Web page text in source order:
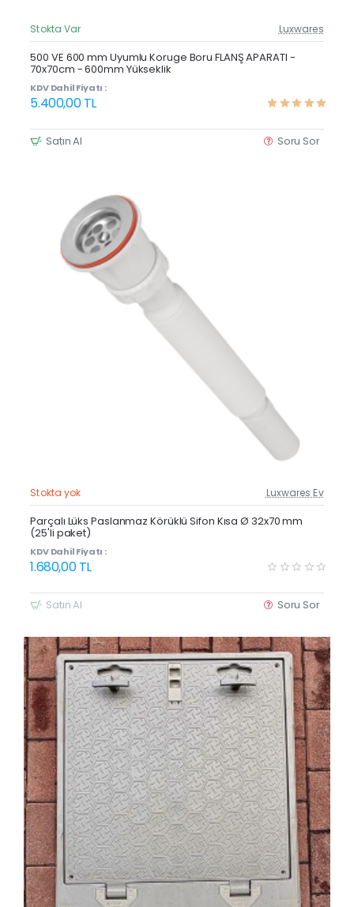
Güncel Fiyat
Stokta Var Luxwares
500 VE 600 mm Uyumlu Koruge Boru FLANŞ APARATI -
70x70cm - 600mm Yükseklik
KDV Dahil Fiyatı :
5.400,00 TL
Satın Al Soru Sor
Güncel Fiyat
Yeni Ürün
Stokta yok Luxwares Ev
Parçalı Lüks Paslanmaz Körüklü Sifon Kısa Ø 32x70 mm
(25'li paket)
KDV Dahil Fiyatı :
1.680,00 TL
Satın Al Soru Sor